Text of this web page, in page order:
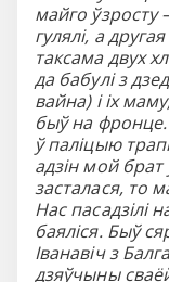
майго ўзросту
гулялі, а
таксама двух
да бабулі з
вайна) і іх
быў на фронце.
ў паліцыю
адзін мой брат
засталася, то
Нас пасадзілі
баяліся. Быў
Іванавіч з
дзяўчыны